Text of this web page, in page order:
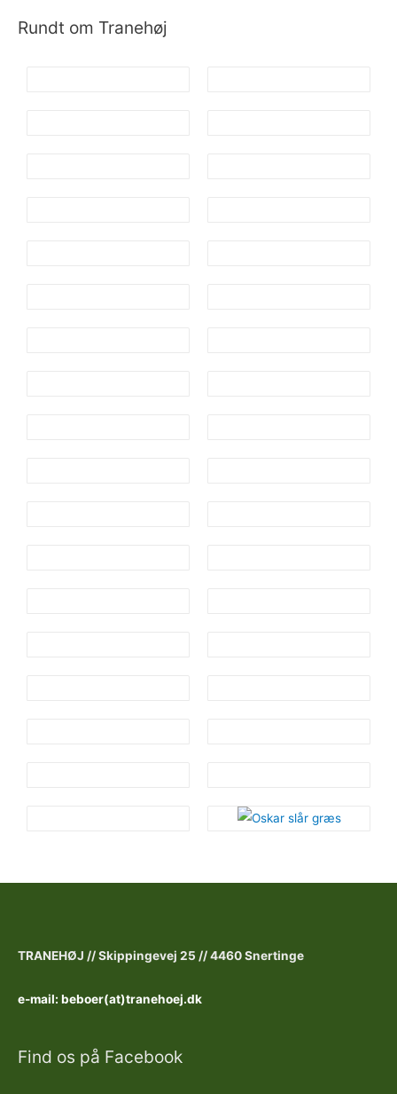
Rundt om Tranehøj
TRANEHØJ //Skippingevej 25 //4460 Snertinge
e-mail: beboer(at)tranehoej.dk
Find os på Facebook